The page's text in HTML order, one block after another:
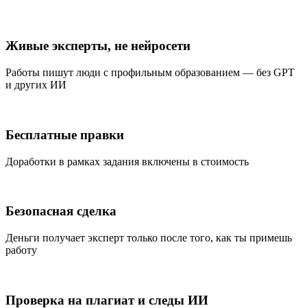
Живые эксперты, не нейросети
Работы пишут люди с профильным образованием — без GPT
и других ИИ
Бесплатные правки
Доработки в рамках задания включены в стоимость
Безопасная сделка
Деньги получает эксперт только после того, как ты примешь
работу
Проверка на плагиат и следы ИИ